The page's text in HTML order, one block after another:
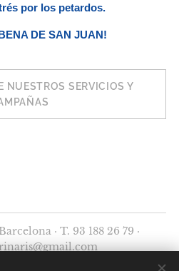
por los petardos.
DE SAN JUAN!
NUESTROS SERVICIOS Y
· T. 93 188 26 79 ·